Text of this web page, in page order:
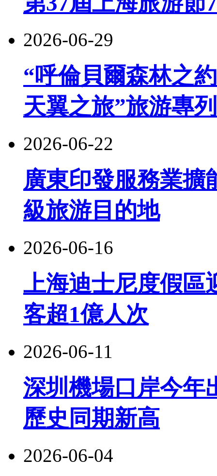
2026-06-29
“呼倫貝爾森林之
天翼之旅”旅游專
2026-06-22
廣東印發服務業擴
級旅游目的地
2026-06-16
上海迪士尼度假區
客超1億人次
2026-06-11
深圳機場口岸今年
歷史同期新高
2026-06-04